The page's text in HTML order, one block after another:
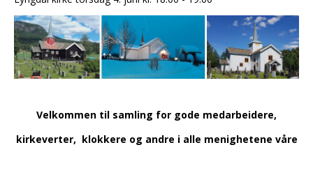
MENIGHETSRÅD
KALENDER
KONTAKT
Velkommen til samling for gode medarbeidere,
kirkeverter, klokkere og andre i alle menighetene våre